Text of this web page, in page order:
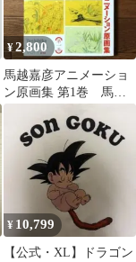
¥2,800
馬越嘉彦アニメーショ
ン原画集 第1巻 馬越
カデミア 蟲師
¥ 10,799
【公式・XL】ドラゴン